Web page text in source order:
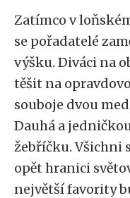
Zatímco v
se pořadatelé
výšku. Diváci na
těšit na
souboje dvou
Dauhá a
žebříčku. Všichni
opět hranici
největší favority